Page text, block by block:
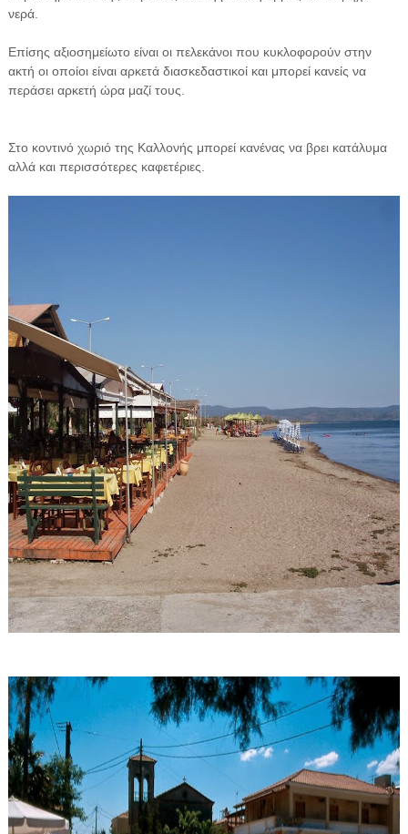
νερά.
Επίσης αξιοσημείωτο είναι οι πελεκάνοι που κυκλοφορούν στην
ακτή οι οποίοι είναι αρκετά διασκεδαστικοί και μπορεί κανείς να
περάσει αρκετή ώρα μαζί τους.
Στο κοντινό χωριό της Καλλονής μπορεί κανένας να βρει κατάλυμα
αλλά και περισσότερες καφετέριες.